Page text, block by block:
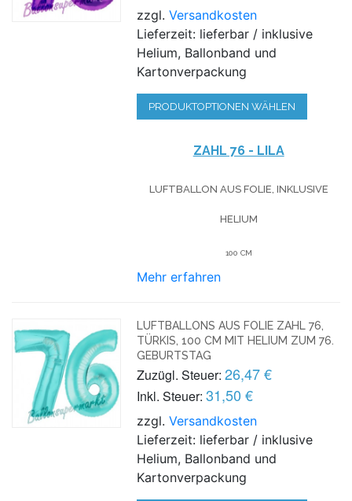
zzgl.Versandkosten
Lieferzeit: lieferbar / inklusive
Helium, Ballonband und
Kartonverpackung
PRODUKTOPTIONEN WÄHLEN
ZAHL 76 - LILA
LUFTBALLON AUS FOLIE, INKLUSIVE
HELIUM
100 CM
Mehr erfahren
LUFTBALLONS AUS FOLIE ZAHL 76,
TÜRKIS, 100 CM MIT HELIUM ZUM 76.
GEBURTSTAG
Zuzügl. Steuer: 26,47 €
Inkl. Steuer: 31,50 €
zzgl.Versandkosten
Lieferzeit: lieferbar / inklusive
Helium, Ballonband und
Kartonverpackung